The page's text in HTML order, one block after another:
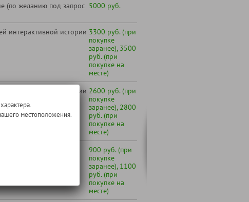
(по желанию под запрос 5000 руб.
интерактивной истории 3300 руб. (при
покупке
заранее), 3500
руб. (при
покупке на
месте)
интерактивной истории 2600 руб. (при
покупке
заранее), 2800
руб. (при
покупке на
месте)
900 руб. (при
покупке
заранее), 1100
руб. (при
покупке на
месте)
местоположения.